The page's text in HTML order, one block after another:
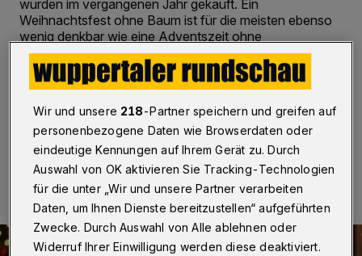
wurden im vergangenen Jahr gekauft. Ein
Weihnachtsfest ohne Baum ist für die meisten ebenso
wenig denkbar wie eine Adventszeit ohne
Adventskranz oder -gesteck. Warmes Kerzenlicht
sorgt in Verbindung mit dem Duft des Tannengrüns für
eine behagliche Atmosphäre.
22.12.2017 , 07:00 Uhr 2 Minuten Lesezeit
Wir und unsere 218-Partner speichern und greifen auf
personenbezogene Daten wie Browserdaten oder
eindeutige Kennungen auf Ihrem Gerät zu. Durch
Auswahl von OK aktivieren Sie Tracking-Technologien
für die unter „Wir und unsere Partner verarbeiten
Daten, um Ihnen Dienste bereitzustellen“ aufgeführten
Zwecke. Durch Auswahl von Alle ablehnen oder
Widerruf Ihrer Einwilligung werden diese deaktiviert.